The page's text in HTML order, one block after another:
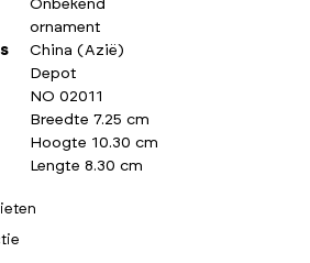
Onbekend
ornament
China (Azië)
Depot
NO 02011
Breedte 7.25 cm
Hoogte 10.30 cm
Lengte 8.30 cm